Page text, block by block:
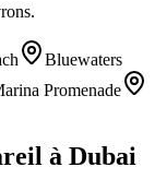
Bluewaters
Promenade
à Dubai